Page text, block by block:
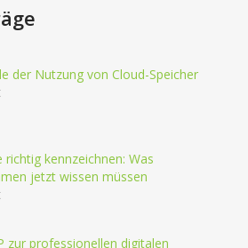
der Nutzung von Cloud-Speicher
richtig kennzeichnen: Was
jetzt wissen müssen
zur professionellen digitalen